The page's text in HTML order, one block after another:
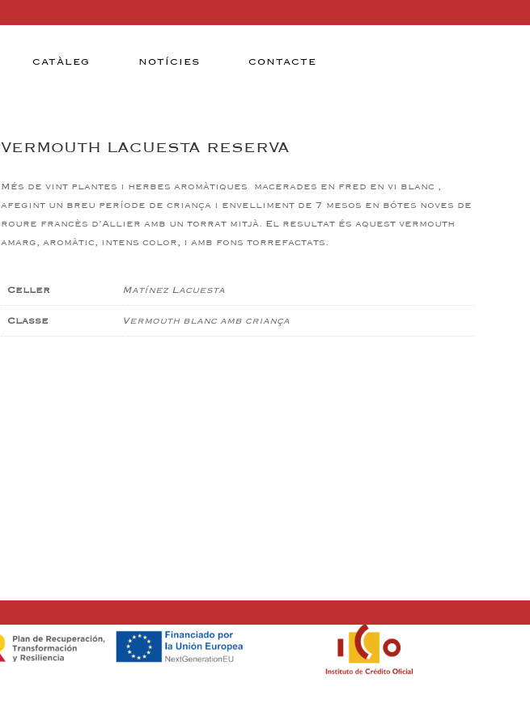
CATÀLEG NOTÍCIES CONTACTE
VERMOUTH LACUESTA RESERVA
Més de vint plantes i herbes aromàtiques macerades en fred en vi blanc ,
afegint un breu període de criança i envelliment de 7 mesos en bótes noves de
roure francès d’Allier amb un torrat mitjà. El resultat és aquest vermouth
amarg, aromàtic, intens color, i amb fons torrefactats.
Celler Matínez Lacuesta
Classe Vermouth blanc amb criança